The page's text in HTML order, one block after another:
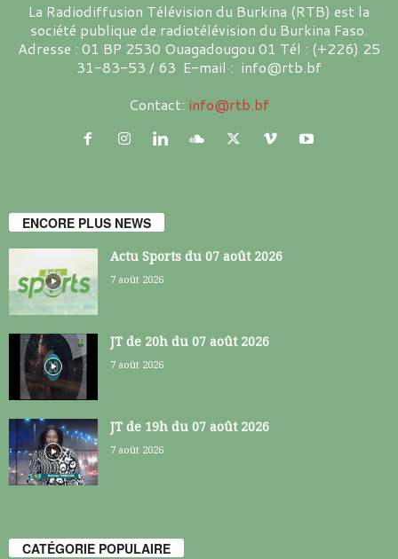
La Radiodiffusion Télévision du Burkina (RTB) est la
société publique de radiotélévision du Burkina Faso.
Adresse : 01 BP 2530 Ouagadougou 01 Tél : (+226) 25
31-83-53 / 63 E-mail : info@rtb.bf
Contact: info@rtb.bf
ENCORE PLUS NEWS
Actu Sports du 07 août 2026
7 août 2026
JT de 20h du 07 août 2026
7 août 2026
JT de 19h du 07 août 2026
7 août 2026
CATÉGORIE POPULAIRE